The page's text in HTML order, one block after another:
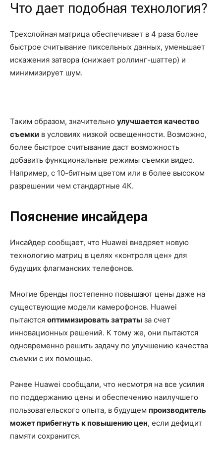
Что дает подобная технология?
Трехслойная матрица обеспечивает в 4 раза более
быстрое считывание пиксельных данных, уменьшает
искажения затвора (снижает роллинг-шаттер) и
минимизирует шум.
Таким образом, значительно улучшается качество
съемки в условиях низкой освещенности. Возможно,
более быстрое считывание даст возможность
добавить функциональные режимы съемки видео.
Например, с 10-битным цветом или в более высоком
разрешении чем стандартные 4К.
Пояснение инсайдера
Инсайдер сообщает, что Huawei внедряет новую
технологию матриц в целях «контроля цен» для
будущих флагманских телефонов.
Многие бренды постепенно повышают цены даже на
существующие модели камерофонов. Huawei
пытаются оптимизировать затраты за счет
инновационных решений. К тому же, они пытаются
одновременно решить задачу по улучшению качества
съемки с их помощью.
Ранее Huawei сообщали, что несмотря на все усилия
по поддержанию цены и обеспечению наилучшего
пользовательского опыта, в будущем производитель
может прибегнуть к повышению цен, если дефицит
памяти сохранится.